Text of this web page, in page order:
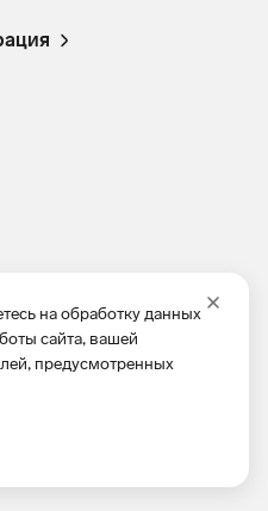
на обработку данных
сайта, вашей
предусмотренных